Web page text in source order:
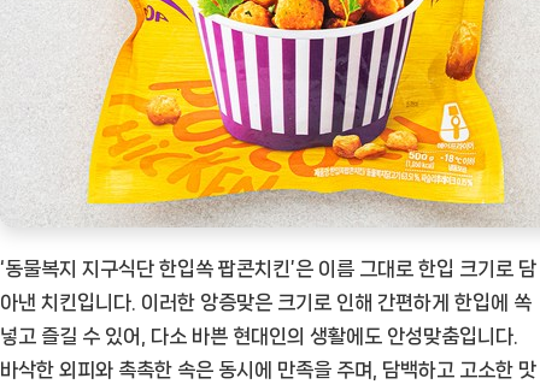
품]
‘동물복지 지구식단 한입쏙 팝콘치킨’은 이름 그대로 한입 크기로 담
아낸 치킨입니다. 이러한 앙증맞은 크기로 인해 간편하게 한입에 쏙
넣고 즐길 수 있어, 다소 바쁜 현대인의 생활에도 안성맞춤입니다.
바삭한 외피와 촉촉한 속은 동시에 만족을 주며, 담백하고 고소한 맛